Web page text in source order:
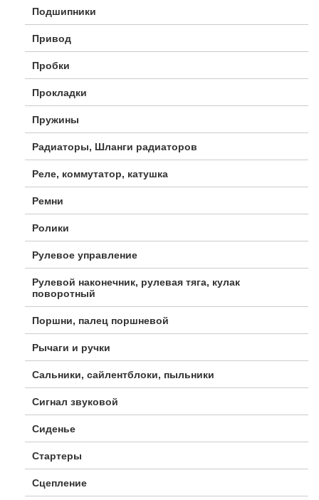
Подшипники
Привод
Пробки
Прокладки
Пружины
Радиаторы, Шланги радиаторов
Реле, коммутатор, катушка
Ремни
Ролики
Рулевое управление
Рулевой наконечник, рулевая тяга, кулак
поворотный
Поршни, палец поршневой
Рычаги и ручки
Сальники, сайлентблоки, пыльники
Сигнал звуковой
Сиденье
Стартеры
Сцепление